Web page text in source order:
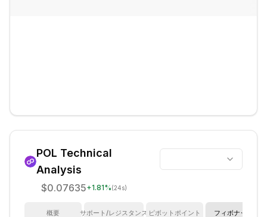
POL Technical
Analysis
$0.07635+1.81%(24s)
概要 サポート/レジスタンス ピボットポイント フィボナッチ